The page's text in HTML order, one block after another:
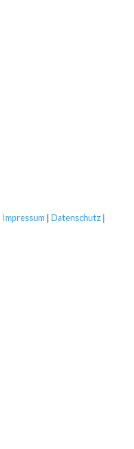
Impressum | Datenschutz |